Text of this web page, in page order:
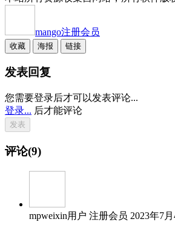
mango注册会员
收藏 海报 链接
发表回复
您需要登录后才可以发表评论...
登录... 后才能评论
评论(9)
mpweixin用户 注册会员 2023年7